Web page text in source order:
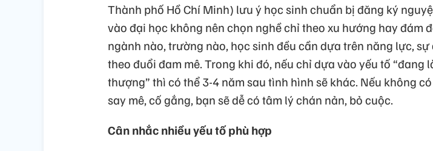
Thành phố Hồ Chí Minh) lưu ý học sinh chuẩn bị đăng ký
vào đại học không nên chọn nghề chỉ theo xu hướng hay đám
ngành nào, trường nào, học sinh đều cần dựa trên năng lực,
theo đuổi đam mê. Trong khi đó, nếu chỉ dựa vào yếu tố “đang
thượng” thì có thể 3-4 năm sau tình hình sẽ khác. Nếu không
say mê, cố gắng, bạn sẽ dễ có tâm lý chán nản, bỏ cuộc.
Cân nhắc nhiều yếu tố phù hợp